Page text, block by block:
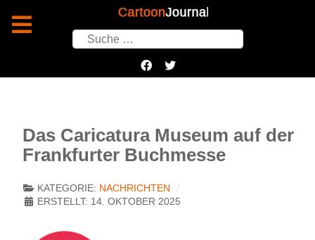
Suchen
Das Caricatura Museum auf der
Frankfurter Buchmesse
KATEGORIE: NACHRICHTEN
ERSTELLT: 14. OKTOBER 2025